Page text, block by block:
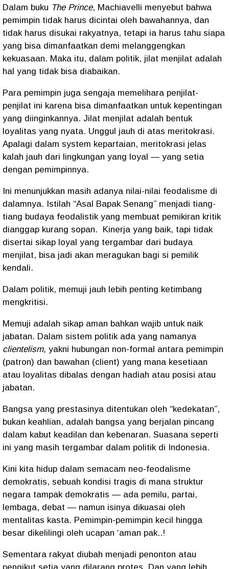
Dalam buku The Prince, Machiavelli menyebut bahwa
pemimpin tidak harus dicintai oleh bawahannya, dan
tidak harus disukai rakyatnya, tetapi ia harus tahu siapa
yang bisa dimanfaatkan demi melanggengkan
kekuasaan. Maka itu, dalam politik, jilat menjilat adalah
hal yang tidak bisa diabaikan.
Para pemimpin juga sengaja memelihara penjilat-
penjilat ini karena bisa dimanfaatkan untuk kepentingan
yang diinginkannya. Jilat menjilat adalah bentuk
loyalitas yang nyata. Unggul jauh di atas meritokrasi.
Apalagi dalam system kepartaian, meritokrasi jelas
kalah jauh dari lingkungan yang loyal — yang setia
dengan pemimpinnya.
Ini menunjukkan masih adanya nilai-nilai feodalisme di
dalamnya. Istilah “Asal Bapak Senang” menjadi tiang-
tiang budaya feodalistik yang membuat pemikiran kritik
dianggap kurang sopan.
Kinerja yang baik, tapi tidak
disertai sikap loyal yang tergambar dari budaya
menjilat, bisa jadi akan meragukan bagi si pemilik
kendali.
Dalam politik, memuji jauh lebih penting ketimbang
mengkritisi.
Memuji adalah sikap aman bahkan wajib untuk naik
jabatan. Dalam sistem politik ada yang namanya
clientelism, yakni hubungan non-formal antara pemimpin
(patron) dan bawahan (client) yang mana kesetiaan
atau loyalitas dibalas dengan hadiah atau posisi atau
jabatan.
Bangsa yang prestasinya ditentukan oleh “kedekatan”,
bukan keahlian, adalah bangsa yang berjalan pincang
dalam kabut keadilan dan kebenaran. Suasana seperti
ini yang masih tergambar dalam politik di Indonesia.
Kini kita hidup dalam semacam neo-feodalisme
demokratis, sebuah kondisi tragis di mana struktur
negara tampak demokratis — ada pemilu, partai,
lembaga, debat — namun isinya dikuasai oleh
mentalitas kasta. Pemimpin-pemimpin kecil hingga
besar dikelilingi oleh ucapan ‘aman pak..!
Sementara rakyat diubah menjadi penonton atau